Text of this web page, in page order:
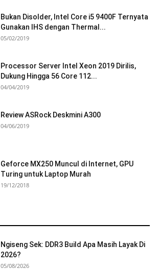
Bukan Disolder, Intel Core i5 9400F Ternyata
Gunakan IHS dengan Thermal...
05/02/2019
Processor Server Intel Xeon 2019 Dirilis,
Dukung Hingga 56 Core 112...
04/04/2019
Review ASRock Deskmini A300
04/06/2019
Geforce MX250 Muncul di Internet, GPU
Turing untuk Laptop Murah
19/12/2018
Ngiseng Sek: DDR3 Build Apa Masih Layak Di
2026?
05/08/2026